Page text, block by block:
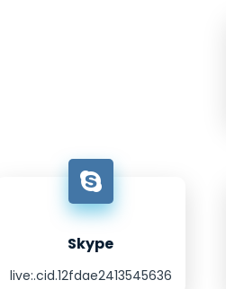
Skype
live:.cid.12fdae2413545636